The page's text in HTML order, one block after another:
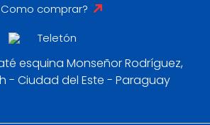
Como comprar?
esquina Monseñor Rodríguez,
- Ciudad del Este - Paraguay